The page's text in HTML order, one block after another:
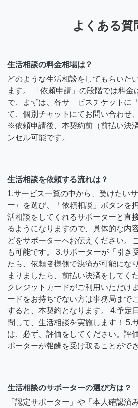
よくある質
生活相談の料金相場は？
どのような生活相談をしてもらいた
ます。 「依頼申請」の段階では料金
で、まずは、各サービスチケットに
て、個別チャットにてお問い合わせ
※依頼申請後、本契約前（前払い決
ンセル可能です。
生活相談を依頼する流れは？
1.サービス一覧の中から、受けたい
ー）を選び、「依頼相談」ボタンを
活相談をしてくれるサポーターと直
るようになりますので、具体的な内
どをサポーターへお伝えください。
も可能です。 3.サポーターが「引き
たら、依頼者様側で決済が可能にな
まりましたら、前払い決済をしてく
クレジットカードがご利用いただけ
ードをお持ちでない方は事務局まで
すると、本契約となります。 4.予定
問して、生活相談を実施します！ 5.
は、必ず、評価をしてください。評
ポーターが報酬を受け取ることができ
生活相談のサポーターの選び方は？
「認定サポーター」や「本人確認済